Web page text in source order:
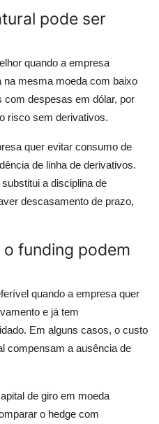
pode ser
quando a empresa
mesma moeda com baixo
com despesas em dólar, por
risco sem derivativos.
quer evitar consumo de
de linha de derivativos.
a disciplina de
descasamento de prazo,
funding podem
quando a empresa quer
e já tem
Em alguns casos, o custo
compensam a ausência de
de giro em moeda
o hedge com